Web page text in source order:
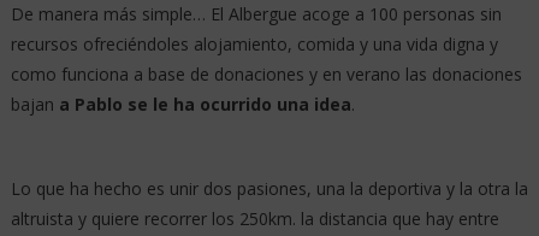
De manera más simple… El Albergue acoge a 100 personas sin
recursos ofreciéndoles alojamiento, comida y una vida digna y
como funciona a base de donaciones y en verano las donaciones
bajan a Pablo se le ha ocurrido una idea.
Lo que ha hecho es unir dos pasiones, una la deportiva y la otra la
altruista y quiere recorrer los 250km. la distancia que hay entre